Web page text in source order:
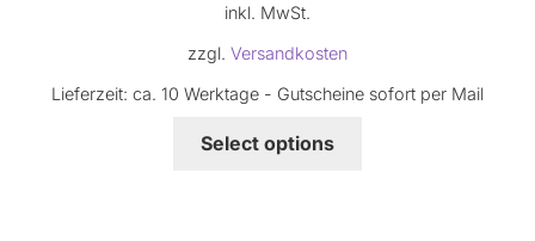
inkl. MwSt.
zzgl. Versandkosten
Lieferzeit: ca. 10 Werktage - Gutscheine sofort per Mail
Select options